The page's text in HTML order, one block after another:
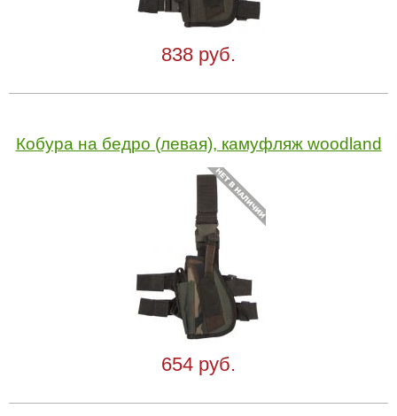
838 руб.
Кобура на бедро (левая), камуфляж woodland
654 руб.